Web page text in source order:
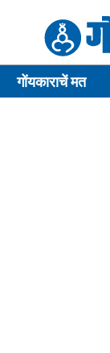
गोंयकाराचें मत